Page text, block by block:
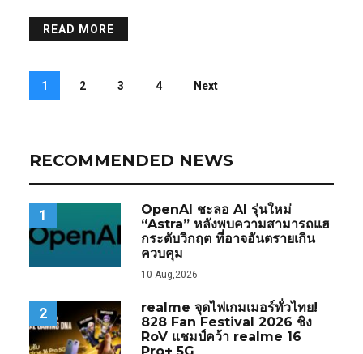
READ MORE
1 2 3 4 Next
RECOMMENDED NEWS
1
OpenAI ชะลอ AI รุ่นใหม่
“Astra” หลังพบความสามารถแฮ
กระดับวิกฤต ที่อาจอันตรายเกิน
ควบคุม
10 Aug,2026
2
realme จุดไฟเกมเมอร์ทั่วไทย!
828 Fan Festival 2026 ชิง
RoV แชมป์คว้า realme 16